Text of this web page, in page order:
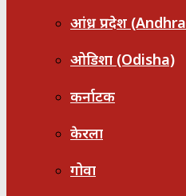
आंध्र प्रदेश
ओडिशा (Odisha)
कर्नाटक
केरला
गोवा